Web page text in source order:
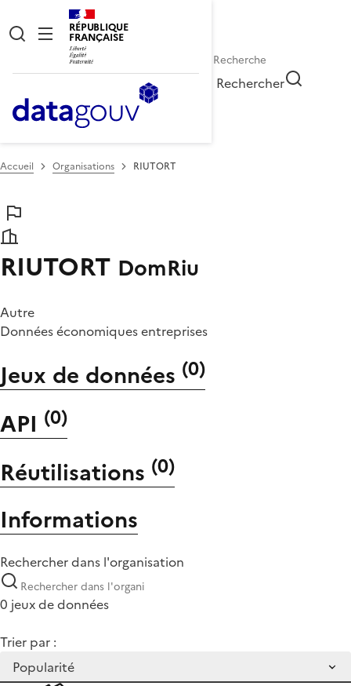
RÉPUBLIQUE
FRANÇAISE
Rechercher
Accueil Organisations RIUTORT
RIUTORT DomRiu
Autre
Données économiques entreprises
Jeux de données (0)
API (0)
Réutilisations (0)
Informations
Rechercher dans l'organisation
0 jeux de données
Trier par :